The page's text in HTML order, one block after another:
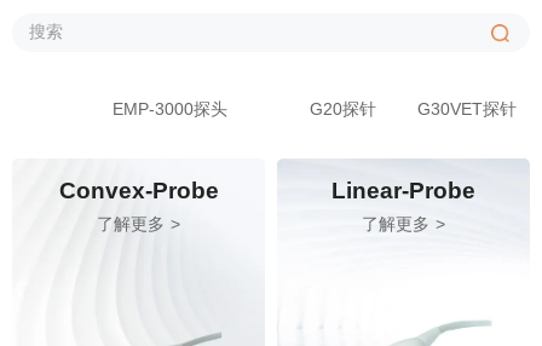
EMP-3000探头 G20探针 G30VET探针
Convex-Probe
了解更多
Linear-Probe
了解更多